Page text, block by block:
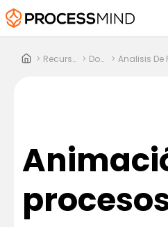
> Recursos > Docs >